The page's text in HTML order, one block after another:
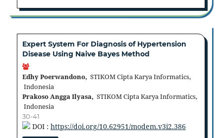
Expert System For Diagnosis of Hypertension
Disease Using Naive Bayes Method
Edhy Poerwandono, STIKOM Cipta Karya Informatics,
Indonesia
Prakoso Angga Ilyasa, STIKOM Cipta Karya Informatics,
Indonesia
30-41
DOI : https://doi.org/10.62951/modem.v3i2.386